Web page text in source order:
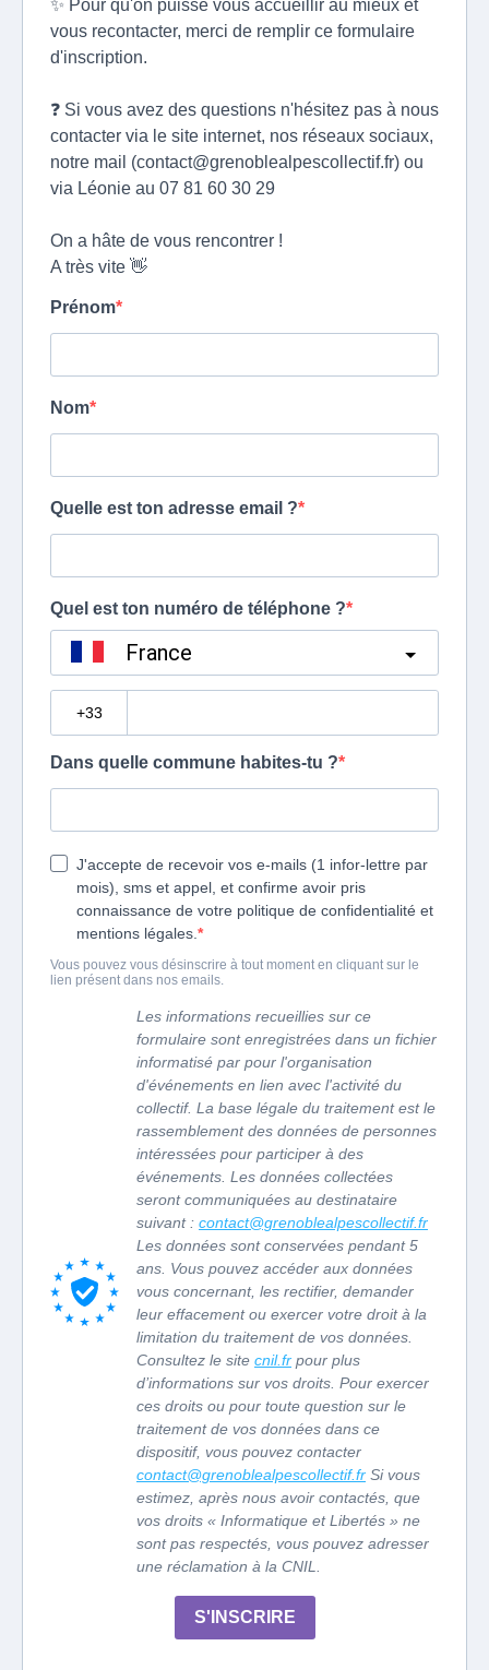
✨ Pour qu'on puisse vous accueillir au mieux et
vous recontacter, merci de remplir ce formulaire
d'inscription.
❓ Si vous avez des questions n'hésitez pas à nous
contacter via le site internet, nos réseaux sociaux,
notre mail (contact@grenoblealpescollectif.fr) ou
via Léonie au 07 81 60 30 29
On a hâte de vous rencontrer !
A très vite 👋
Prénom
Nom
Quelle est ton adresse email ?
Quel est ton numéro de téléphone ?
France
Dans quelle commune habites-tu ?
J'accepte de recevoir vos e-mails (1 infor-lettre par
mois), sms et appel, et confirme avoir pris
connaissance de votre politique de confidentialité et
mentions légales.
Vous pouvez vous désinscrire à tout moment en cliquant sur le
lien présent dans nos emails.
Les informations recueillies sur ce
formulaire sont enregistrées dans un fichier
informatisé par pour l'organisation
d'événements en lien avec l'activité du
collectif. La base légale du traitement est le
rassemblement des données de personnes
intéressées pour participer à des
événements. Les données collectées
seront communiquées au destinataire
suivant : contact@grenoblealpescollectif.fr
Les données sont conservées pendant 5
ans. Vous pouvez accéder aux données
vous concernant, les rectifier, demander
leur effacement ou exercer votre droit à la
limitation du traitement de vos données.
Consultez le site cnil.fr pour plus
d’informations sur vos droits. Pour exercer
ces droits ou pour toute question sur le
traitement de vos données dans ce
dispositif, vous pouvez contacter
contact@grenoblealpescollectif.fr Si vous
estimez, après nous avoir contactés, que
vos droits « Informatique et Libertés » ne
sont pas respectés, vous pouvez adresser
une réclamation à la CNIL.
S'INSCRIRE